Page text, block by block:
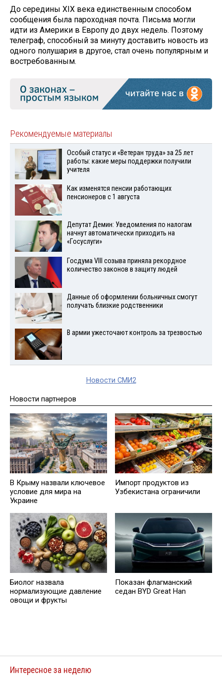
До середины XIX века единственным способом
сообщения была пароходная почта. Письма могли
идти из Америки в Европу до двух недель. Поэтому
телеграф, способный за минуту доставить новость из
одного полушария в другое, стал очень популярным и
востребованным.
Рекомендуемые материалы
Особый статус и «Ветеран труда» за 25 лет
работы: какие меры поддержки получили
учителя
Как изменятся пенсии работающих
пенсионеров с 1 августа
Депутат Демин: Уведомления по налогам
начнут автоматически приходить на
«Госуслуги»
Госдума VIII созыва приняла рекордное
количество законов в защиту людей
Данные об оформлении больничных смогут
получать близкие родственники
В армии ужесточают контроль за трезвостью
Новости СМИ2
Новости партнеров
В Крыму назвали ключевое
условие для мира на
Украине
Импорт продуктов из
Узбекистана ограничили
Биолог назвала
нормализующие давление
овощи и фрукты
Показан флагманский
седан BYD Great Han
Интересное за неделю